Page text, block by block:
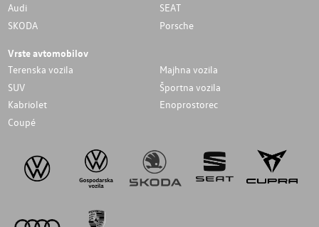
Audi
SEAT
SKODA
Porsche
Vrste avtomobilov
Terenska vozila
Majhna vozila
SUV
Športna vozila
Kabriolet
Enoprostorec
Coupé